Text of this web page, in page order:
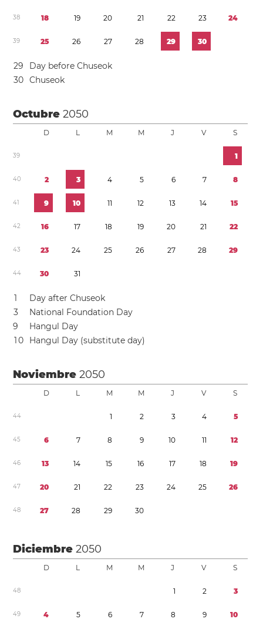
38 18 19 20 21 22 23 24
39 25 26 27 28 29 30
29
Day before Chuseok
30 Chuseok
Octubre2050
D L M M J V S
39 1
40 2 3 4 5 6 7 8
41 9 10 11 12 13 14 15
42 16 17 18 19 20 21 22
43 23 24 25 26 27 28 29
44 30 31
1
Day after Chuseok
3
National Foundation Day
9
Hangul Day
10 Hangul Day (substitute day)
Noviembre2050
D L M M J V S
44 1 2 3 4 5
45 6 7 8 9 10 11 12
46 13 14 15 16 17 18 19
47 20 21 22 23 24 25 26
48 27 28 29 30
Diciembre2050
D L M M J V S
48 1 2 3
49 4 5 6 7 8 9 10